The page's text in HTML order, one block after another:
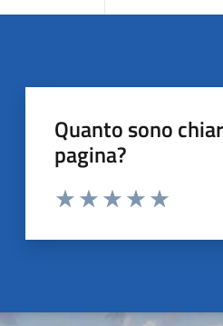
Quanto sono
pagina?
Valuta da 1 a 5 stelle la pagina